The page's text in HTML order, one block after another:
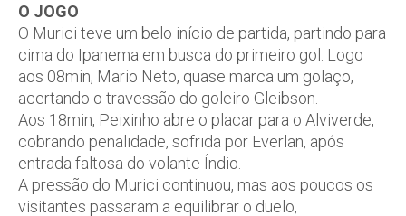
O JOGO
O Murici teve um belo início de partida, partindo para
cima do Ipanema em busca do primeiro gol. Logo
aos 08min, Mario Neto, quase marca um golaço,
acertando o travessão do goleiro Gleibson.
Aos 18min, Peixinho abre o placar para o Alviverde,
cobrando penalidade, sofrida por Everlan, após
entrada faltosa do volante Índio.
A pressão do Murici continuou, mas aos poucos os
visitantes passaram a equilibrar o duelo,